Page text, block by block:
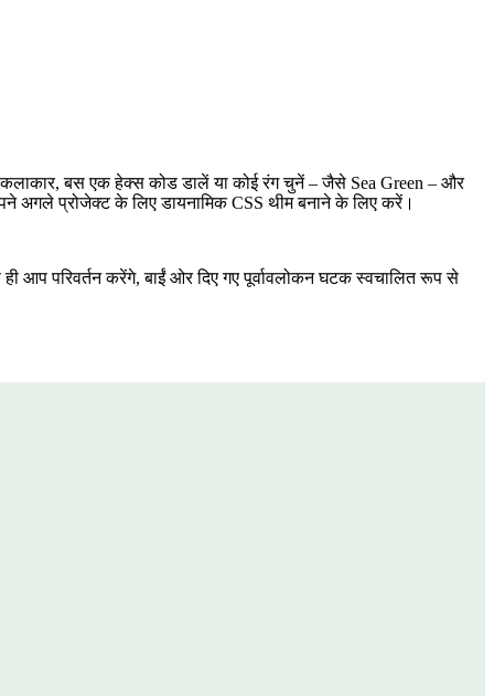
कलाकार, बस एक हेक्स कोड डालें या कोई रंग चुनें – जैसे Sea Green – और
अगले प्रोजेक्ट के लिए डायनामिक CSS थीम बनाने के लिए करें।
परिवर्तन करेंगे, बाईं ओर दिए गए पूर्वावलोकन घटक स्वचालित रूप से